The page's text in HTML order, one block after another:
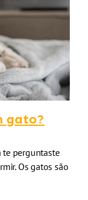
gato?
te perguntaste
Os gatos são